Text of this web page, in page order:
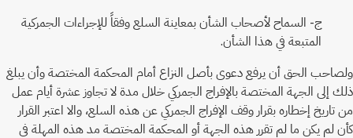
ج- السماح لأصحاب الشأن بمعاينة السلع وفقاً للإجراءات الجمركية
المتبعة في هذا الشأن.
ولصاحب الحق أن يرفع دعوى بأصل النزاع أمام المحكمة المختصة وأن يبلغ
ذلك إلى الجهة المختصة بالإفراج الجمركي خلال مدة لا تجاوز عشرة أيام عمل
من تاريخ إخطاره بقرار وقف الإفراج الجمركي عن هذه السلع، والا اعتبر القرار
كأن لم يكن ما لم تقرر هذه الجهة أو المحكمة المختصة مد هذه المهلة في